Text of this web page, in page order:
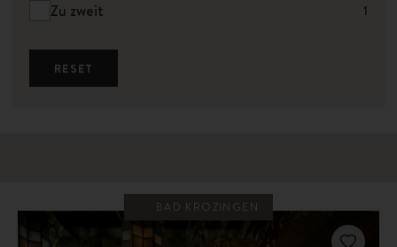
Zu zweit 1
RESET
BAD KROZINGEN